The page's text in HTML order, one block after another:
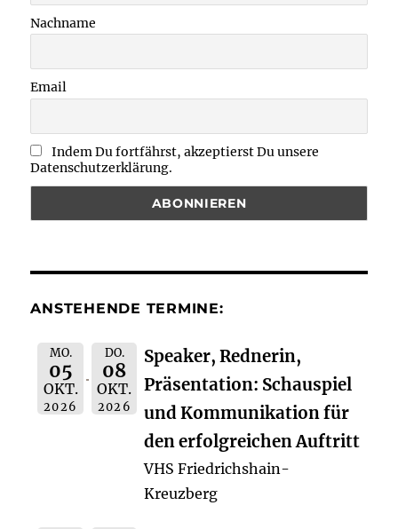
Nachname
Email
Indem Du fortfährst, akzeptierst Du unsere
Datenschutzerklärung.
ANSTEHENDE TERMINE:
MO.
05
OKT.
2026
DO.
08
OKT.
2026
Speaker, Rednerin,
Präsentation: Schauspiel
und Kommunikation für
den erfolgreichen Auftritt
VHS Friedrichshain-
Kreuzberg